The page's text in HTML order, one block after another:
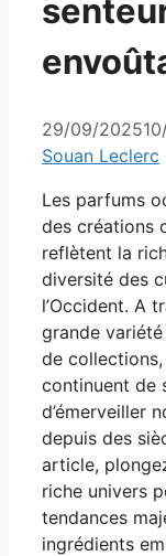
29/09/2025
Souan Leclerc
Les parfums
des créations
reflètent la
diversité des
l’Occident. A
grande
de
continuent de
d’émerveiller
depuis des
article,
riche univers
tendances
ingrédients